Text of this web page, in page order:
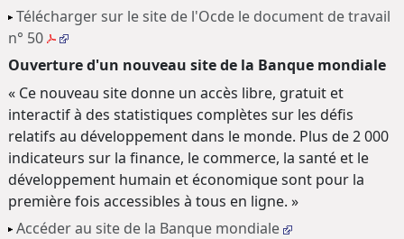
Télécharger sur le site de l'Ocde le document de travail
n° 50
Ouverture d'un nouveau site de la Banque mondiale
« Ce nouveau site donne un accès libre, gratuit et
interactif à des statistiques complètes sur les défis
relatifs au développement dans le monde. Plus de 2 000
indicateurs sur la finance, le commerce, la santé et le
développement humain et économique sont pour la
première fois accessibles à tous en ligne. »
Accéder au site de la Banque mondiale